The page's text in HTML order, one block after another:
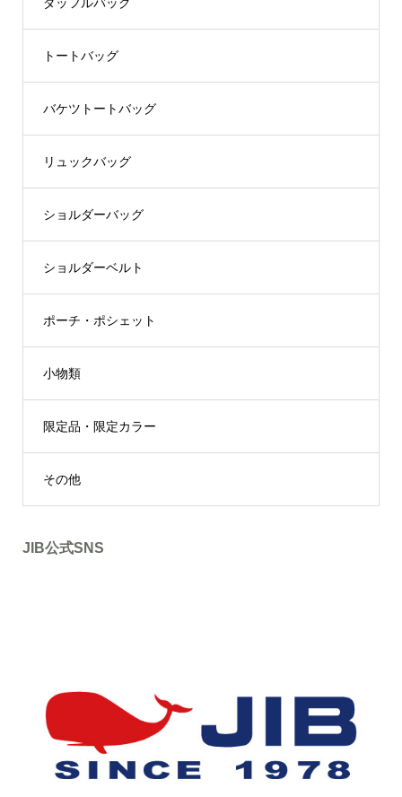
トートバッグ
バケツトートバッグ
リュックバッグ
ショルダーバッグ
ショルダーベルト
ポーチ・ポシェット
小物類
限定品・限定カラー
その他
JIB公式SNS